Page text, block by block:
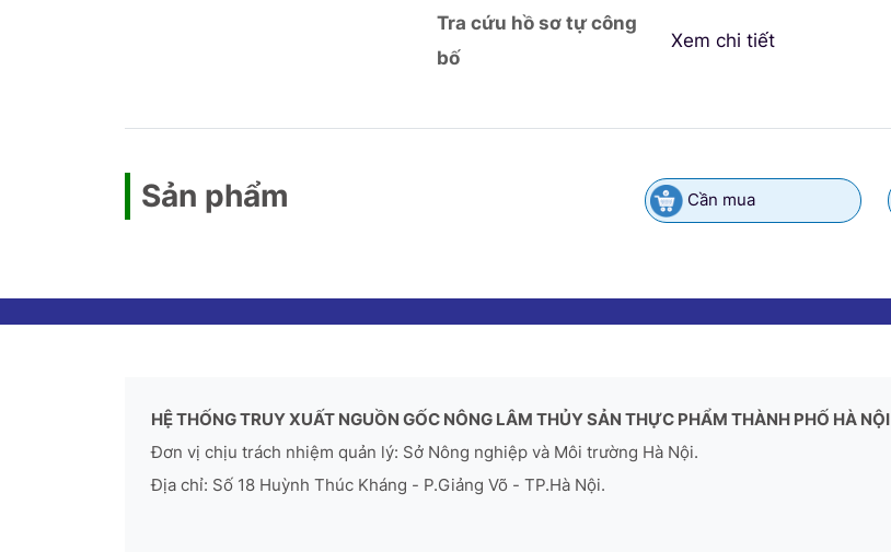
Tra cứu hồ sơ tự công
bố
Xem chi tiết
Sản phẩm Cần mua
HỆ THỐNG TRUY XUẤT NGUỒN GỐC NÔNG LÂM THỦY SẢN THỰC PHẨM THÀNH PHỐ HÀ NỘI
Đơn vị chịu trách nhiệm quản lý: Sở Nông nghiệp và Môi trường Hà Nội.
Địa chỉ: Số 18 Huỳnh Thúc Kháng - P.Giảng Võ - TP.Hà Nội.